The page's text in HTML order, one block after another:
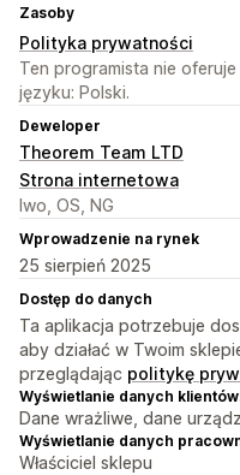
Zasoby
Polityka prywatności
Ten programista nie
języku: Polski.
Deweloper
Theorem Team LTD
Strona internetowa
Iwo, OS, NG
Wprowadzenie na rynek
25 sierpień 2025
Dostęp do danych
Ta aplikacja potrzebuje
aby działać w Twoim
przeglądając politykę
Wyświetlanie danych
Dane wrażliwe, dane
Wyświetlanie danych
Właściciel sklepu